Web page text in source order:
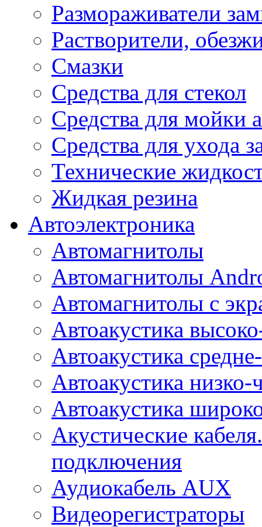
Размораживатели
Растворители,
Смазки
Средства для стекол
Средства для мойки
Средства для ухода
Технические
Жидкая резина
Автоэлектроника
Автомагнитолы
Автомагнитолы
Автомагнитолы с
Автоакустика
Автоакустика
Автоакустика низко-
Автоакустика
Акустические
подключения
Аудиокабель AUX
Видеорегистраторы